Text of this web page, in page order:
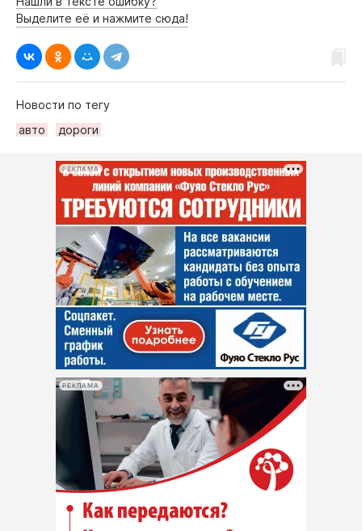
Выделите её и нажмите сюда!
Новости по тегу
авто
дороги
РЕКЛАМА
РЕКЛАМА